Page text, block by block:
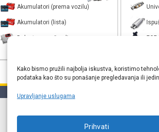
Kako bismo pružili najbolja iskustva, koristimo
podataka kao što su ponašanje pregledavanja ili
Upravljanje uslugama
Prihvati
Akumulatori (prema vozilu)
Akumulatori (lista)
Balast xenon žarulje
Online webshop autodijelova- Auto
proizvođača rezervnih dijelova za sve